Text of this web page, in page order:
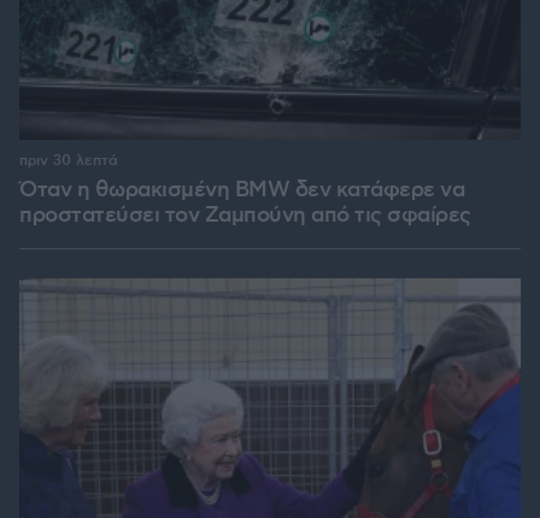
Όταν η θωρακισμένη BMW δεν κατάφερε να
προστατεύσει τον Ζαμπούνη από τις σφαίρες
πριν 30 λεπτά